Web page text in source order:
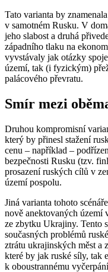
Tato varianta by
v samotném Rusku. V
jeho slabost a druhá
západního tlaku na
vyvstávaly jak otázky
území, tak (i fyzickým)
palácového převratu.
Smír mezi
Druhou kompromisní
který by přinesl stažení
cenu – například –
bezpečnosti Rusku (tzv.
prosazení ruských cílů v
území pospolu.
Jiná varianta tohoto
nově anektovaných území
ze zbytku Ukrajiny. Tento
současných problémů
ztrátu ukrajinských měst a
které by jak ruské síly, tak
k oboustrannému